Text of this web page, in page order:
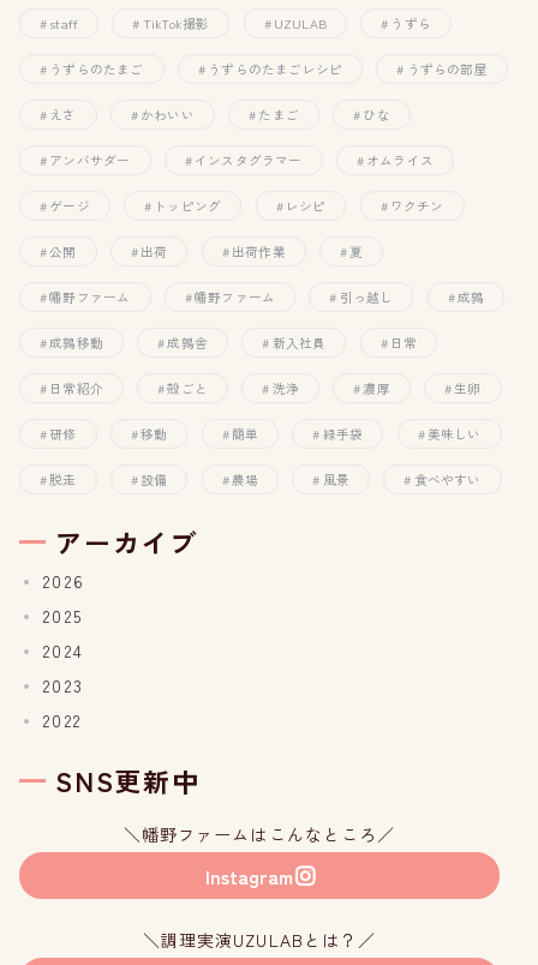
staff TikTok撮影 UZULAB うずら
うずらのたまご うずらのたまごレシピ うずらの部屋
えさ かわいい たまご ひな
アンバサダー インスタグラマー オムライス
ゲージ トッピング レシピ ワクチン
公開 出荷 出荷作業 夏
幡野ファーム 幡野ファーム 引っ越し 成鶉
成鶉移動 成鶉舎 新入社員 日常
日常紹介 殻ごと 洗浄 濃厚 生卵
研修 移動 簡単 緑手袋 美味しい
脱走 設備 農場 風景 食べやすい
アーカイブ
2026
2025
2024
2023
2022
SNS更新中
＼幡野ファームはこんなところ／
Instagram
＼調理実演UZULABとは？／